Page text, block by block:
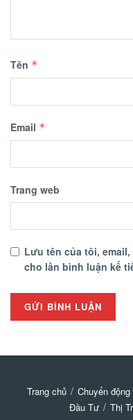
Tên *
Email *
Trang web
Lưu tên của tôi,
cho lần bình luận kế
Trang chủ Chuyển động
Đầu Tư
Thị